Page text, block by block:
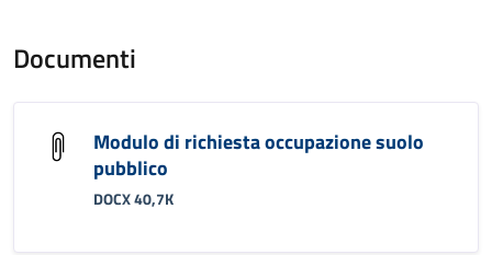
Documenti
Modulo di richiesta occupazione suolo
pubblico
DOCX 40,7K